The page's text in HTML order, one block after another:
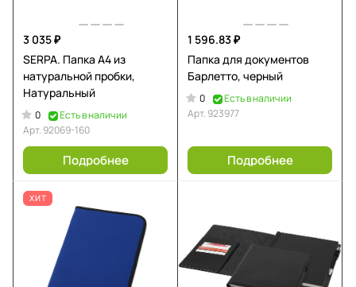
3 035 ₽
SERPA. Папка A4 из
натуральной пробки,
Натуральный
0
Есть в наличии
Арт. 92069-160
Подробнее
1 596.83 ₽
Папка для документов
Барлетто, черный
0
Есть в наличии
Арт. 923977
Подробнее
ХИТ